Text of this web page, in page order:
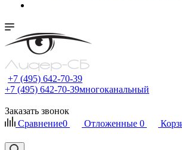
+7 (495) 642-70-39
+7 (495) 642-70-39многоканальный
Заказать звонок
Сравнение0 Отложенные 0